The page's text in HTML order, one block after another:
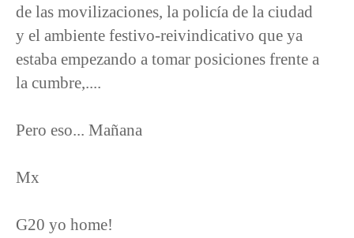
de las movilizaciones, la policía de la ciudad
y el ambiente festivo-reivindicativo que ya
estaba empezando a tomar posiciones frente a
la cumbre,....
Pero eso... Mañana
Mx
G20 yo home!